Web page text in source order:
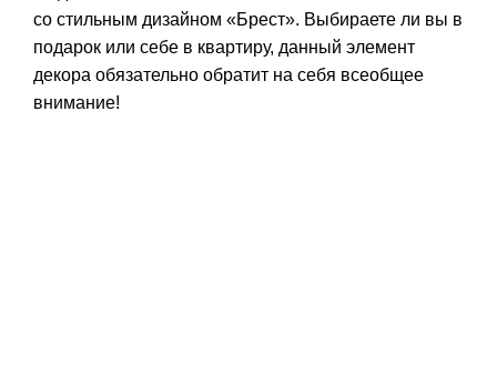
со стильным дизайном «Брест». Выбираете ли вы в
подарок или себе в квартиру, данный элемент
декора обязательно обратит на себя всеобщее
внимание!